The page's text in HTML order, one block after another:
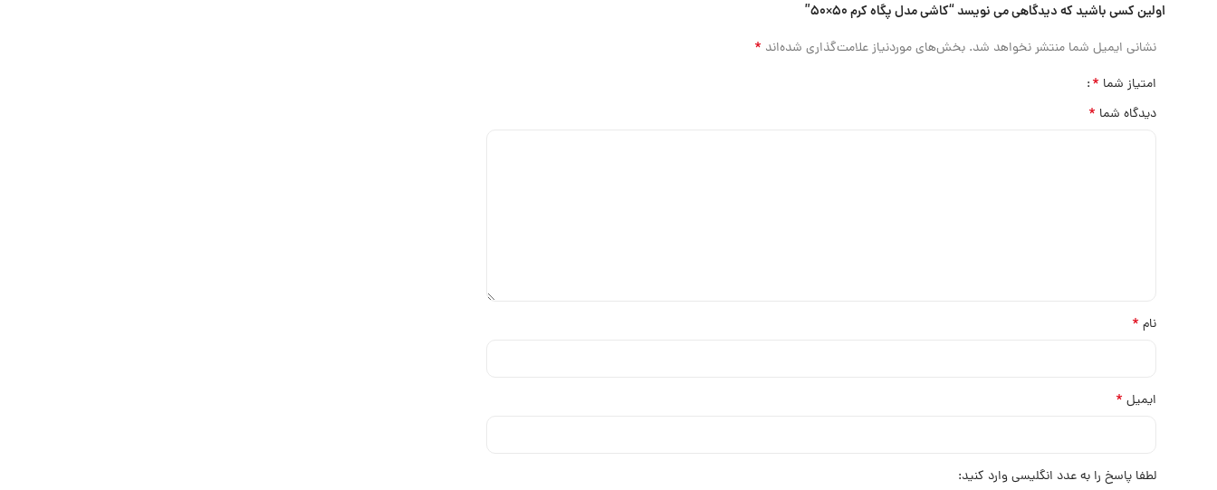
اولین کسی باشید که دیدگاهی می نویسد “کاشی مدل پگاه کرم ۵۰×۵۰”
نشانی ایمیل شما منتشر نخواهد شد. بخش‌های موردنیاز علامت‌گذاری شده‌اند *
امتیاز شما *
دیدگاه شما *
نام *
ایمیل *
لطفا پاسخ را به عدد انگلیسی وارد کنید: